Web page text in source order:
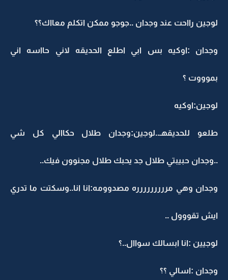
لوجين رااحت عند وجدان ..جوجو ممكن اتكلم معااك؟؟
وجدان :اوكيه بس ابي اطلع الحديقه لاني حااسه اني
بموووت ؟
لوجين:اوكيه
طلعو للحديقهـ..لوجين:وجدان طلال حكاالي كل شي
..وجدان حبيبتي طلال جد يحبك طلال مجنوون فيك..
وجدان وهي مررررررررره مصدوومه:انا انا..وسكتت ما تدري
ايش تقووول ..
لوجيين :انا ابسالك سواال..؟
وجدان :اسالي ؟؟